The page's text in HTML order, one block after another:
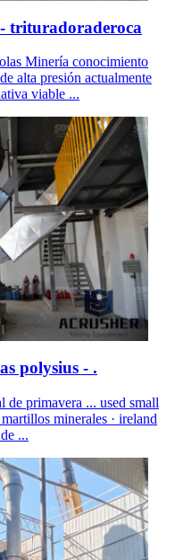
trituradoraderoca
Minería conocimiento
alta presión actualmente
viable ...
polysius - .
primavera ... used small
minerales · ireland
...